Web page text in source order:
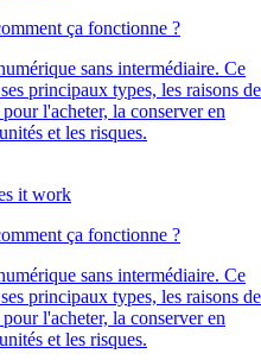
ça fonctionne ?
sans intermédiaire. Ce
principaux types, les raisons de
l'acheter, la conserver en
et les risques.
ça fonctionne ?
sans intermédiaire. Ce
principaux types, les raisons de
l'acheter, la conserver en
et les risques.